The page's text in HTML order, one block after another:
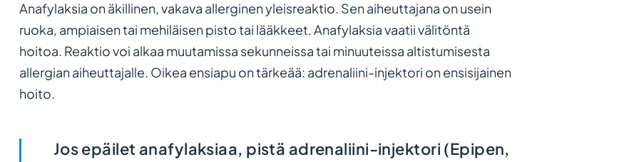
Anafylaksia on äkillinen, vakava allerginen yleisreaktio. Sen aiheuttajana on usein
ruoka, ampiaisen tai mehiläisen pisto tai lääkkeet. Anafylaksia vaatii välitöntä
hoitoa. Reaktio voi alkaa muutamissa sekunneissa tai minuuteissa altistumisesta
allergian aiheuttajalle. Oikea ensiapu on tärkeää: adrenaliini-injektori on ensisijainen
hoito.
Jos epäilet anafylaksiaa, pistä adrenaliini-injektori (Epipen,